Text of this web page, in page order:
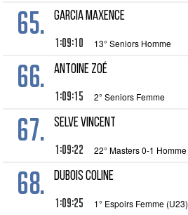
65. GARCIA Maxence
1:09:10 13° Seniors Homme
66. ANTOINE Zoé
1:09:15 2° Seniors Femme
67. SELVE Vincent
1:09:22 22° Masters 0-1 Homme
68. DUBOIS Coline
1:09:25 1° Espoirs Femme (U23)